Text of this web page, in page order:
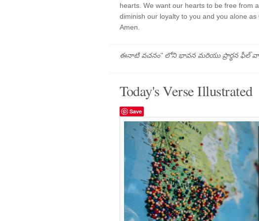
hearts. We want our hearts to be free from
diminish our loyalty to you and you alone
Amen.
ఈనాటి వచనం" లోని భావన మరియు ప్రార్థన ఫీల్
Today's Verse Illustrated
Save